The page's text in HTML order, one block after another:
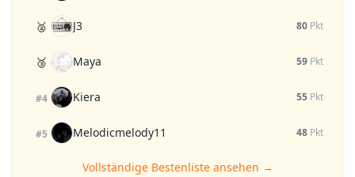
🥈 J3 80 Pkt
🥉 Maya 59 Pkt
#4 Kiera 55 Pkt
#5 Melodicmelody11 48 Pkt
Vollständige Bestenliste ansehen →